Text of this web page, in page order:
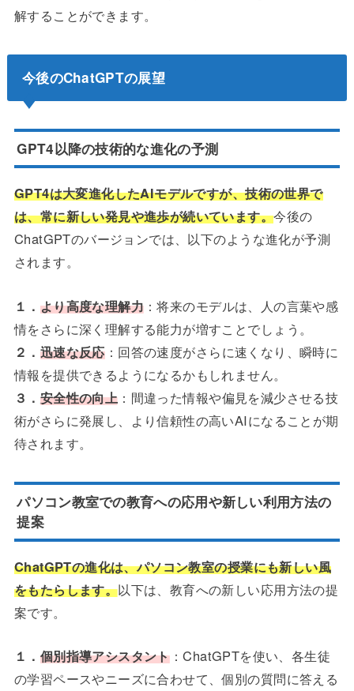
解することができます。
今後のChatGPTの展望
GPT4以降の技術的な進化の予測
GPT4は大変進化したAIモデルですが、技術の世界で
は、常に新しい発見や進歩が続いています。今後の
ChatGPTのバージョンでは、以下のような進化が予測
されます。
１． より高度な理解力 ：将来のモデルは、人の言葉や感
情をさらに深く理解する能力が増すことでしょう。
２． 迅速な反応：回答の速度がさらに速くなり、瞬時に
情報を提供できるようになるかもしれません。
３． 安全性の向上 ：間違った情報や偏見を減少させる技
術がさらに発展し、より信頼性の高いAIになることが期
待されます。
パソコン教室での教育への応用や新しい利用方法の
提案
ChatGPTの進化は、パソコン教室の授業にも新しい風
をもたらします。以下は、教育への新しい応用方法の提
案です。
１． 個別指導アシスタント：ChatGPTを使い、各生徒
の学習ペースやニーズに合わせて、個別の質問に答える